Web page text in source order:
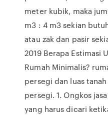
meter kubik, maka
m3 : 4 m3 sekian
atau zak dan pasir
2019 Berapa Estimasi
Rumah Minimalis?
persegi dan luas
persegi. 1. Ongkos
yang harus dicari